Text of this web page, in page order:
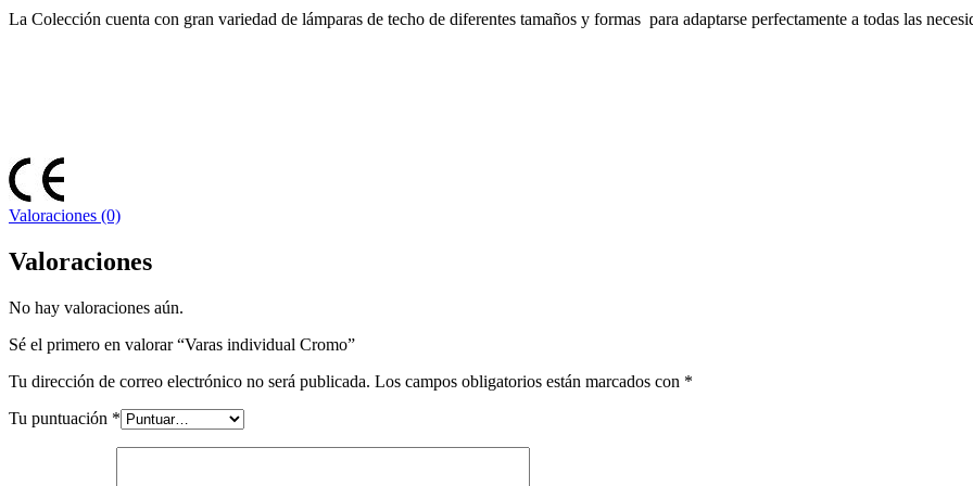
La Colección cuenta con gran variedad de lámparas de techo de diferentes tamaños y formas para adaptarse perfectamente a todas las
Valoraciones (0)
Valoraciones
No hay valoraciones aún.
Sé el primero en valorar “Varas individual Cromo”
Tu dirección de correo electrónico no será publicada. Los campos obligatorios están marcados con *
Tu puntuación *